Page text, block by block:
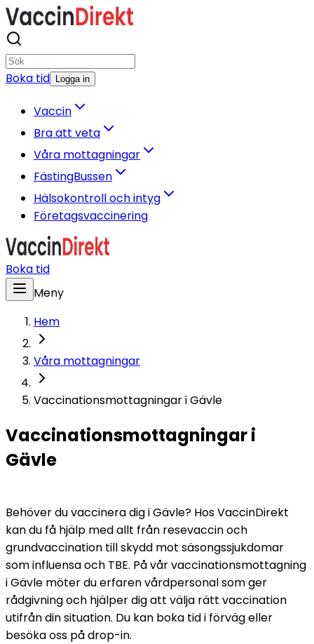
Boka tid Logga in
Vaccin
Bra att veta
Våra mottagningar
FästingBussen
Hälsokontroll och intyg
Företagsvaccinering
Boka tid
Meny
Hem
Våra mottagningar
Vaccinationsmottagningar i Gävle
Vaccinationsmottagningar i
Gävle
Behöver du vaccinera dig i Gävle? Hos VaccinDirekt
kan du få hjälp med allt från resevaccin och
grundvaccination till skydd mot säsongssjukdomar
som influensa och TBE. På vår vaccinationsmottagning
i Gävle möter du erfaren vårdpersonal som ger
rådgivning och hjälper dig att välja rätt vaccination
utifrån din situation. Du kan boka tid i förväg eller
besöka oss på drop-in.